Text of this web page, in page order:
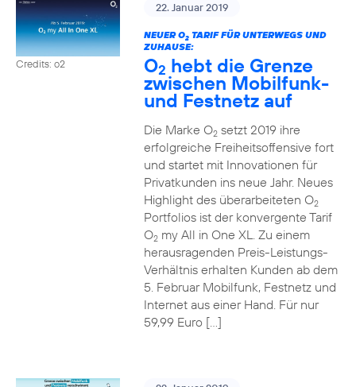
Credits: o2
22. Januar 2019
NEUER O2TARIF FÜR UNTERWEGS UND
ZUHAUSE:
O2 hebt die Grenze
zwischen Mobilfunk-
und Festnetz auf
Die Marke O2setzt 2019 ihre
erfolgreiche Freiheitsoffensive fort
und startet mit Innovationen für
Privatkunden ins neue Jahr. Neues
Highlight des überarbeiteten O2
Portfolios ist der konvergente Tarif
O2my All in One XL. Zu einem
herausragenden Preis-Leistungs-
Verhältnis erhalten Kunden ab dem
5. Februar Mobilfunk, Festnetz und
Internet aus einer Hand. Für nur
59,99 Euro […]